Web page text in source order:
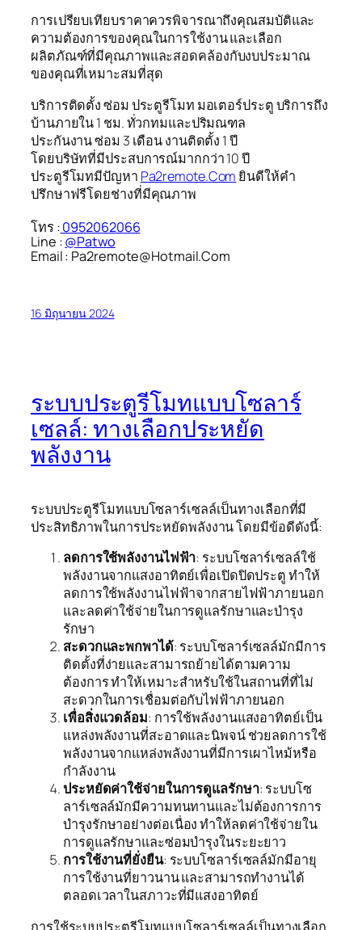
การเปรียบเทียบราคาควรพิจารณาถึงคุณสมบัติและ
ความต้องการของคุณในการใช้งาน และเลือก
ผลิตภัณฑ์ที่มีคุณภาพและสอดคล้องกับงบประมาณ
ของคุณที่เหมาะสมที่สุด
บริการติดตั้ง ซ่อม ประตูรีโมท มอเตอร์ประตู บริการถึง
บ้านภายใน 1 ชม. ทั่วกทมและปริมณฑล
ประกันงาน ซ่อม 3 เดือน งานติดตั้ง 1 ปี
โดยบริษัทที่มีประสบการณ์มากกว่า 10 ปี
ประตูรีโมทมีปัญหา Pa2remote.Com ยินดีให้คำ
ปรึกษาฟรีโดยช่างที่มีคุณภาพ
โทร :0952062066
Line :@Patwo
Email : Pa2remote@Hotmail.Com
16 มิถุนายน 2024
ระบบประตูรีโมทแบบโซลาร์
เซลล์: ทางเลือกประหยัด
พลังงาน
ระบบประตูรีโมทแบบโซลาร์เซลล์เป็นทางเลือกที่มี
ประสิทธิภาพในการประหยัดพลังงาน โดยมีข้อดีดังนี้:
ลดการใช้พลังงานไฟฟ้า: ระบบโซลาร์เซลล์ใช้
พลังงานจากแสงอาทิตย์เพื่อเปิดปิดประตู ทำให้
ลดการใช้พลังงานไฟฟ้าจากสายไฟฟ้าภายนอก
และลดค่าใช้จ่ายในการดูแลรักษาและบำรุง
รักษา
สะดวกและพกพาได้: ระบบโซลาร์เซลล์มักมีการ
ติดตั้งที่ง่ายและสามารถย้ายได้ตามความ
ต้องการ ทำให้เหมาะสำหรับใช้ในสถานที่ที่ไม่
สะดวกในการเชื่อมต่อกับไฟฟ้าภายนอก
เพื่อสิ่งแวดล้อม: การใช้พลังงานแสงอาทิตย์เป็น
แหล่งพลังงานที่สะอาดและนิพจน์ ช่วยลดการใช้
พลังงานจากแหล่งพลังงานที่มีการเผาไหม้หรือ
กำลังงาน
ประหยัดค่าใช้จ่ายในการดูแลรักษา: ระบบโซ
ลาร์เซลล์มักมีความทนทานและไม่ต้องการการ
บำรุงรักษาอย่างต่อเนื่อง ทำให้ลดค่าใช้จ่ายใน
การดูแลรักษาและซ่อมบำรุงในระยะยาว
การใช้งานที่ยั่งยืน: ระบบโซลาร์เซลล์มักมีอายุ
การใช้งานที่ยาวนาน และสามารถทำงานได้
ตลอดเวลาในสภาวะที่มีแสงอาทิตย์
การใช้ระบบประตูรีโมทแบบโซลาร์เซลล์เป็นทางเลือก